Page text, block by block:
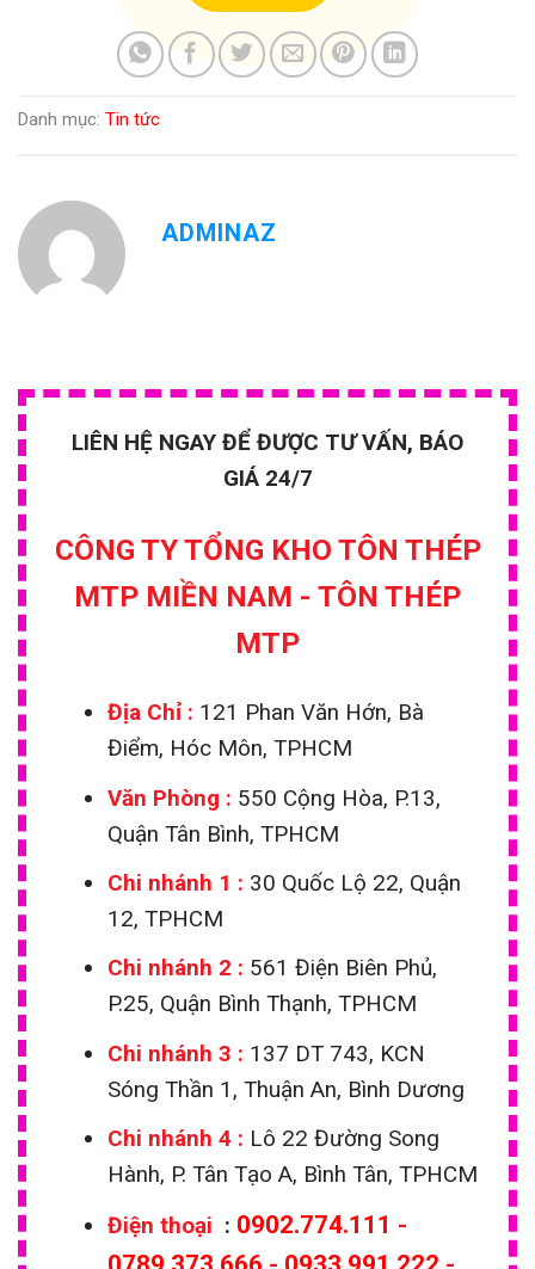
trước và ban công, trong khi inox 430 được dùng
nhiều cho khu vực mái phụ nhằm tiết kiệm chi phí.
Cập nhật thông tin liên quan tới báo giá và
Máng xối tôn cho nhà cấp 4
Cách thi công máng xối tôn
Nhu cầu tiêu thụ máng inox ngày càng tăng
Tại sao nên sử dụng máng xối
inox 201, 304 cho công trình
Quận 3?
Các công trình tại Quận 3 cần vật liệu bền, đẹp và
chịu thời tiết tốt. Máng xối inox 201, 304 đáp ứng
yêu cầu này nhờ khả năng chống gỉ sét, giữ độ
sáng lâu trong môi trường đô thị có khói bụi và
mưa nắng thất thường.
So với tôn mạ kẽm, inox bền hơn, không bong tróc
lớp mạ sau thời gian dài sử dụng. So với nhựa,
máng inox cứng cáp, không cong vênh hay nứt
Danh mục: Tin tức
ADMINAZ
LIÊN HỆ NGAY ĐỂ ĐƯỢC TƯ VẤN, BÁO
GIÁ 24/7
CÔNG TY TỔNG KHO TÔN THÉP
MTP MIỀN NAM - TÔN THÉP
MTP
Địa Chỉ : 121 Phan Văn Hớn, Bà
Điểm, Hóc Môn, TPHCM
Văn Phòng : 550 Cộng Hòa, P.13,
Quận Tân Bình, TPHCM
Chi nhánh 1 : 30 Quốc Lộ 22, Quận
12, TPHCM
Chi nhánh 2 : 561 Điện Biên Phủ,
P.25, Quận Bình Thạnh, TPHCM
Chi nhánh 3 : 137 DT 743, KCN
Sóng Thần 1, Thuận An, Bình Dương
Chi nhánh 4 : Lô 22 Đường Song
Hành, P. Tân Tạo A, Bình Tân, TPHCM
Điện thoại : 0902.774.111 -